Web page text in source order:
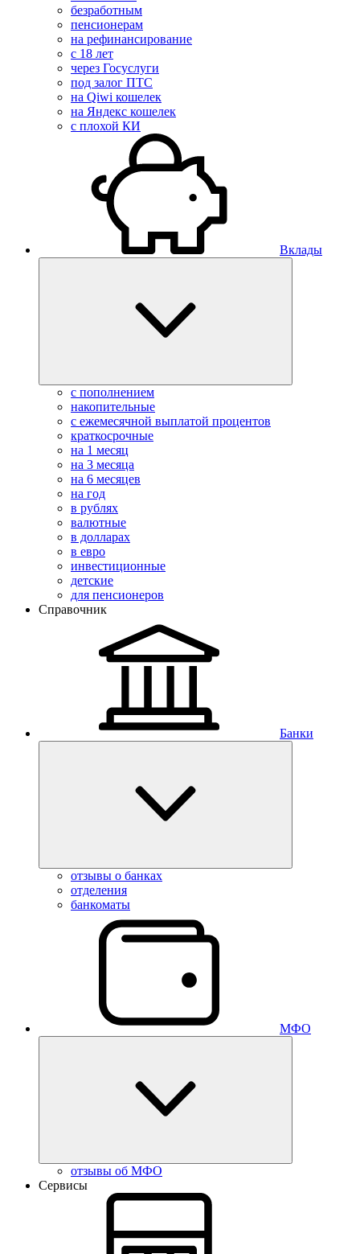
безработным
пенсионерам
на рефинансирование
с 18 лет
через Госуслуги
под залог ПТС
на Qiwi кошелек
на Яндекс кошелек
с плохой КИ
Вклады
с пополнением
накопительные
с ежемесячной выплатой процентов
краткосрочные
на 1 месяц
на 3 месяца
на 6 месяцев
на год
в рублях
валютные
в долларах
в евро
инвестиционные
детские
для пенсионеров
Справочник
Банки
отзывы о банках
отделения
банкоматы
МФО
отзывы об МФО
Сервисы